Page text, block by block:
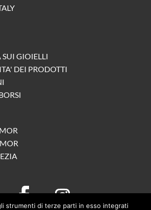
GIOIELLI
DEI PRODOTTI
strumenti di terze parti in esso integrati